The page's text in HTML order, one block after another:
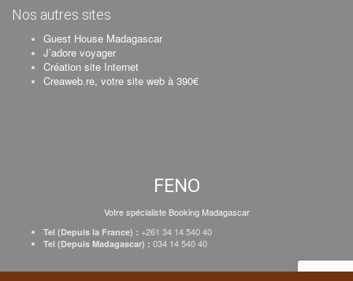
Nos autres sites
Guest House Madagascar
J’adore voyager
Création site Internet
Creaweb.re, votre site web à 390€
FENO
Votre spécialiste Booking Madagascar
Tel (Depuis la France) : +261 34 14 540 40
Tel (Depuis Madagascar) : 034 14 540 40